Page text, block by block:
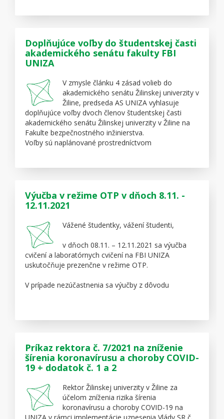
Doplňujúce voľby do študentskej časti
akademického senátu fakulty FBI
UNIZA
V zmysle článku 4 zásad volieb do
akademického senátu Žilinskej univerzity v
Žiline, predseda AS UNIZA vyhlasuje
doplňujúce voľby dvoch členov študentskej časti
akademického senátu Žilinskej univerzity v Žiline na
Fakulte bezpečnostného inžinierstva.
Voľby sú naplánované prostredníctvom
Voľby AS UNIZA FBI
Prezentácia kandidátov
Výučba v režime OTP v dňoch 8.11. -
12.11.2021
Vážené študentky, vážení študenti,
v dňoch 08.11. – 12.11.2021 sa výučba
cvičení a laboratórnych cvičení na FBI UNIZA
uskutočňuje prezenčne v režime OTP.
V prípade nezúčastnenia sa výučby z dôvodu
krízového riadenia tel. 0907 831 075, resp.
koronavirus@uniza.ska nesmie vstúpiť do priestorov
UNIZA.
Ďalší postup konzultuje so svojim lekárom alebo
prostredníctvom liniek RÚVZ uvedených na
www.uvzsr.sk.“
Príkaz rektora č. 7/2021 na zníženie
šírenia koronavírusu a choroby COVID-
19 + dodatok č. 1 a 2
Rektor Žilinskej univerzity v Žiline za
účelom zníženia rizika šírenia
koronavírusu a choroby COVID-19 na